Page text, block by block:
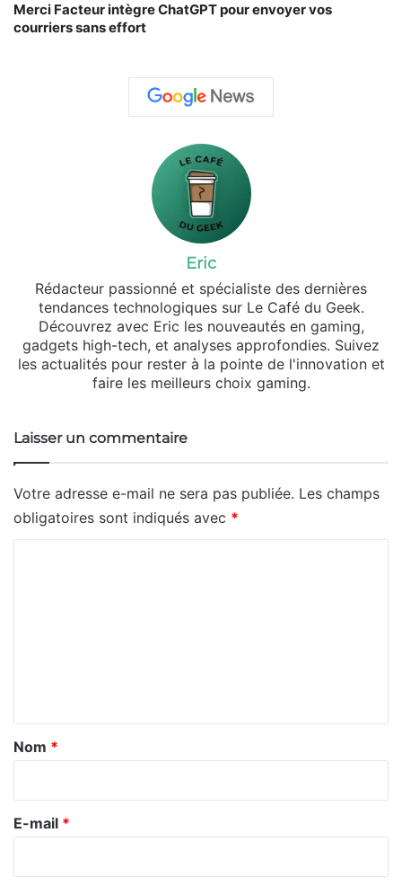
Merci Facteur intègre ChatGPT pour envoyer vos
courriers sans effort
Eric
Rédacteur passionné et spécialiste des dernières
tendances technologiques sur Le Café du Geek.
Découvrez avec Eric les nouveautés en gaming,
gadgets high-tech, et analyses approfondies. Suivez
les actualités pour rester à la pointe de l'innovation et
faire les meilleurs choix gaming.
Laisser un commentaire
Votre adresse e-mail ne sera pas publiée. Les champs
obligatoires sont indiqués avec *
a
r
e
Nom *
E-mail *